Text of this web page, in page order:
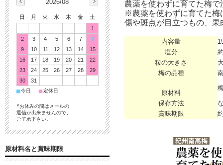
農薬を使わずに育てた梅で
※農薬を使わずに育てた梅
傷や斑点が目立つもの、
内容量
塩分
粒の大きさ
梅の品種
原材料
保存方法
賞味期限
2026/08
日 月 火 水 木 金
土
1
2
3 4 5 6 7
8
9
10 11 12 13 14
15
16
17 18 19 20 21
22
23
24 25 26 27 28
29
30
31
■今日 ■定休日
*お休みの間はメールの
返信が出来ませんので、
ご了承下さい。
原材料名と賞味期限